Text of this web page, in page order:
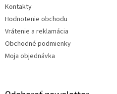
Kontakty
Hodnotenie obchodu
Vrátenie a reklamácia
Obchodné podmienky
Moja objednávka